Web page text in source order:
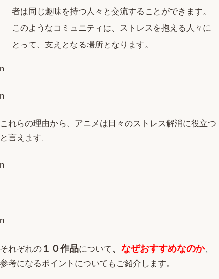
者は同じ趣味を持つ人々と交流することができます。
このようなコミュニティは、ストレスを抱える人々に
とって、支えとなる場所となります。
n
n
これらの理由から、アニメは日々のストレス解消に役立つ
と言えます。
n
n
それぞれの １０作品について 、 なぜおすすめなのか、
参考になるポイントについてもご紹介します。